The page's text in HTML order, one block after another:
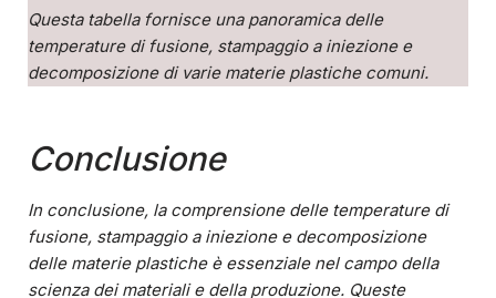
Questa tabella fornisce una panoramica delle
temperature di fusione, stampaggio a iniezione e
decomposizione di varie materie plastiche comuni.
Conclusione
In conclusione, la comprensione delle temperature di
fusione, stampaggio a iniezione e decomposizione
delle materie plastiche è essenziale nel campo della
scienza dei materiali e della produzione. Queste